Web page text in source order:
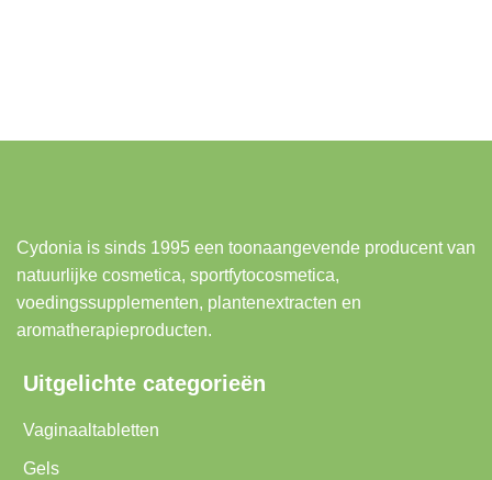
Cydonia is sinds 1995 een toonaangevende producent van
natuurlijke cosmetica, sportfytocosmetica,
voedingssupplementen, plantenextracten en
aromatherapieproducten.
Uitgelichte categorieën
Vaginaaltabletten
Gels